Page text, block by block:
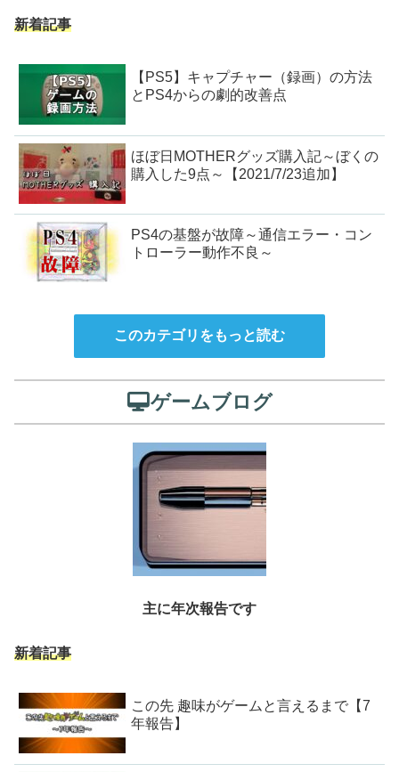
新着記事
【PS5】キャプチャー（録画）の方法
とPS4からの劇的改善点
ほぼ日MOTHERグッズ購入記～ぼくの
購入した9点～【2021/7/23追加】
PS4の基盤が故障～通信エラー・コン
トローラー動作不良～
このカテゴリをもっと読む
ゲームブログ
主に年次報告です
新着記事
この先 趣味がゲームと言えるまで【7
年報告】